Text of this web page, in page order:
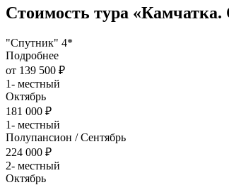
Стоимость тура «Камчатка.
"Спутник" 4*
Подробнее
от 139 500 ₽
1- местный
Октябрь
181 000 ₽
1- местный
Полупансион / Сентябрь
224 000 ₽
2- местный
Октябрь